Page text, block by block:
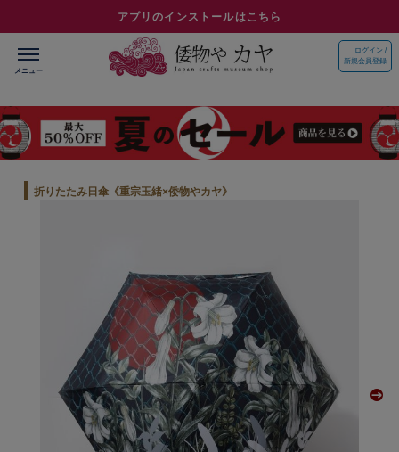
アプリのインストールはこちら
ログイン /
新規会員登録
折りたたみ日傘《重宗玉緒×倭物やカヤ》